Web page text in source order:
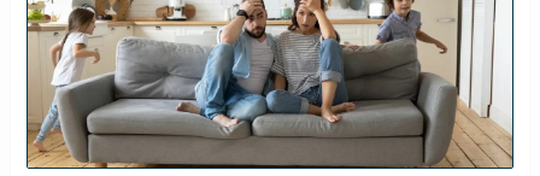
「自己中心的」な子どもに共通す
る親の子育て…アドラーが説く
「甘やかされた子」「憎まれた
子」に欠ける共…